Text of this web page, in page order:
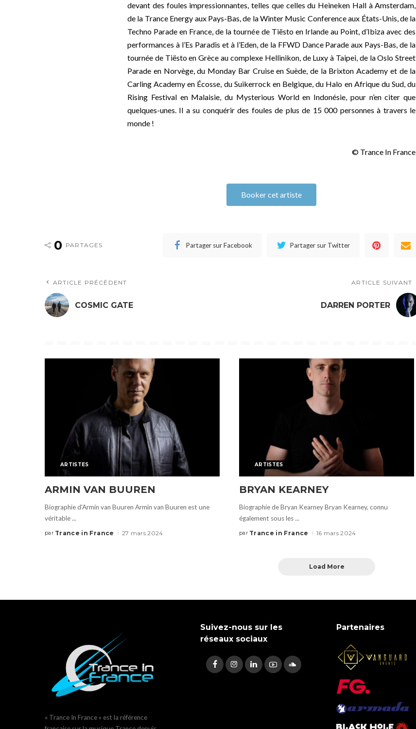
devant des foules impressionnantes, telles que celles du Heineken Hall à Amsterdam,
de la Trance Energy aux Pays-Bas, de la Winter Music Conference aux États-Unis, de la
Techno Parade en France, de la tournée de Tiësto en Irlande au Point, d’Ibiza avec des
performances à l’Es Paradis et à l’Eden, de la FFWD Dance Parade aux Pays-Bas, de la
tournée de Tiësto en Grèce au complexe Hellinikon, de Luxy à Taipei, de la Oslo Street
Parade en Norvège, du Monday Bar Cruise en Suède, de la Brixton Academy et de la
Carling Academy en Écosse, du Suikerrock en Belgique, du Halo en Afrique du Sud, du
Rising Festival en Malaisie, du Mysterious World en Indonésie, pour n’en citer que
quelques-unes. Il a su conquérir des foules de plus de 15 000 personnes à travers le
monde !
© Trance In France
Booker cet artiste
0 PARTAGES Partager sur Facebook Partager sur Twitter
ARTICLE PRÉCÉDENT
COSMIC GATE
ARTICLE SUIVANT
DARREN PORTER
ARTISTES
ARMIN VAN BUUREN
Biographie d'Armin van Buuren Armin van Buuren est une
véritable...
par Trance in France 27 mars 2024
ARTISTES
BRYAN KEARNEY
Biographie de Bryan Kearney Bryan Kearney, connu
également sous les...
par Trance in France 16 mars 2024
Load More
« Trance In France » est la référence
Suivez-nous sur les
réseaux sociaux
Partenaires